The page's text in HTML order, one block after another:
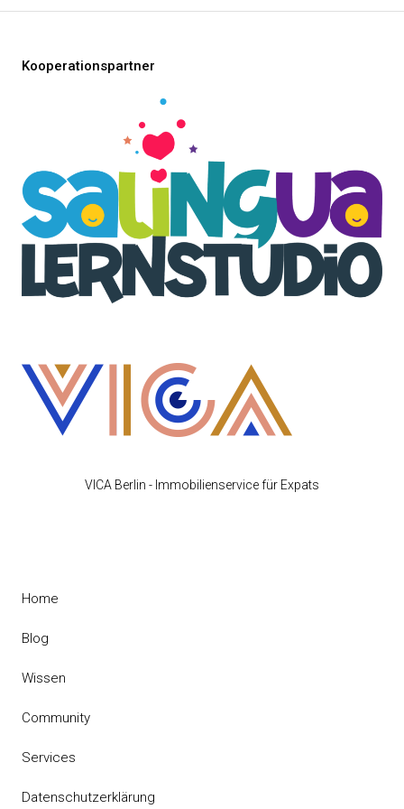
Kooperationspartner
VICA Berlin - Immobilienservice für Expats
Home
Blog
Wissen
Community
Services
Datenschutzerklärung